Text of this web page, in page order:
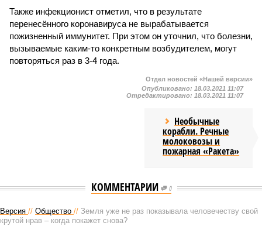
Также инфекционист отметил, что в результате
перенесённого коронавируса не вырабатывается
пожизненный иммунитет. При этом он уточнил, что болезни,
вызываемые каким-то конкретным возбудителем, могут
повторяться раз в 3-4 года.
Отдел новостей «Нашей версии»
Опубликовано: 18.03.2021 11:07
Отредактировано: 18.03.2021 11:07
Необычные
корабли. Речные
молоковозы и
пожарная «Ракета»
КОММЕНТАРИИ 0
Версия // Общество // Земля уже не раз показывала человечеству свой
крутой нрав – когда покажет снова?